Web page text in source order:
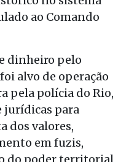
ao Comando
dinheiro pelo
alvo de operação
pela polícia do Rio,
jurídicas para
dos valores,
em fuzis,